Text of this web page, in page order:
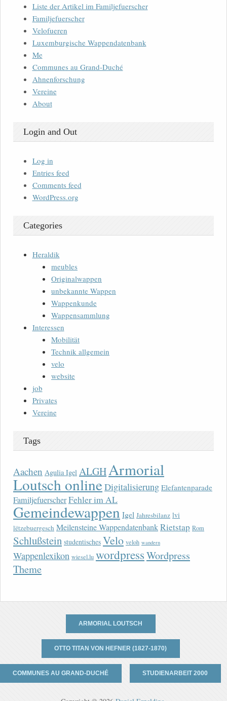
Liste der Artikel im Familjefuerscher
Familjefuerscher
Velofueren
Luxemburgische Wappendatenbank
Me
Communes au Grand-Duché
Ahnenforschung
Vereine
About
Login and Out
Log in
Entries feed
Comments feed
WordPress.org
Categories
Heraldik
meubles
Originalwappen
unbekannte Wappen
Wappenkunde
Wappensammlung
Interessen
Mobilität
Technik allgemein
velo
website
job
Privates
Vereine
Tags
Aachen Agulia Igel ALGHArmorial
Loutsch onlineDigitalisierung Elefantenparade
FamiljefuerscherFehler im AL
Gemeindewappen Igel Jahresbilanz lvi
lëtzebuergesch Meilensteine WappendatenbankRietstap Rom
Schlußstein studentisches Velo veloh wandern
Wappenlexikon wiesel.lu wordpressWordpress
Theme
ARMORIAL LOUTSCH
OTTO TITAN VON HEFNER (1827-1870)
COMMUNES AU GRAND-DUCHÉ STUDIENARBEIT 2000